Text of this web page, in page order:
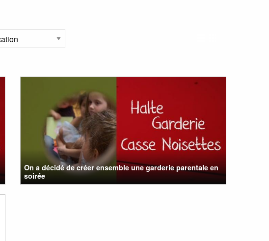
On a décidé de créer ensemble une garderie parentale en
soirée